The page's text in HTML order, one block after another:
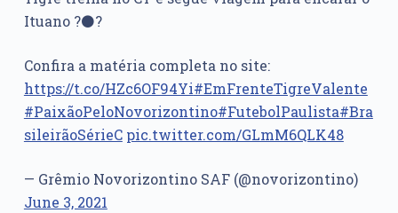
Ituano ?⚫?
Confira a matéria completa no site:
https://t.co/HZc6OF94Yi#EmFrenteTigreValente
#PaixãoPeloNovorizontino#FutebolPaulista#Bra
sileirãoSérieC pic.twitter.com/GLmM6QLK48
— Grêmio Novorizontino SAF (@novorizontino)
June 3, 2021